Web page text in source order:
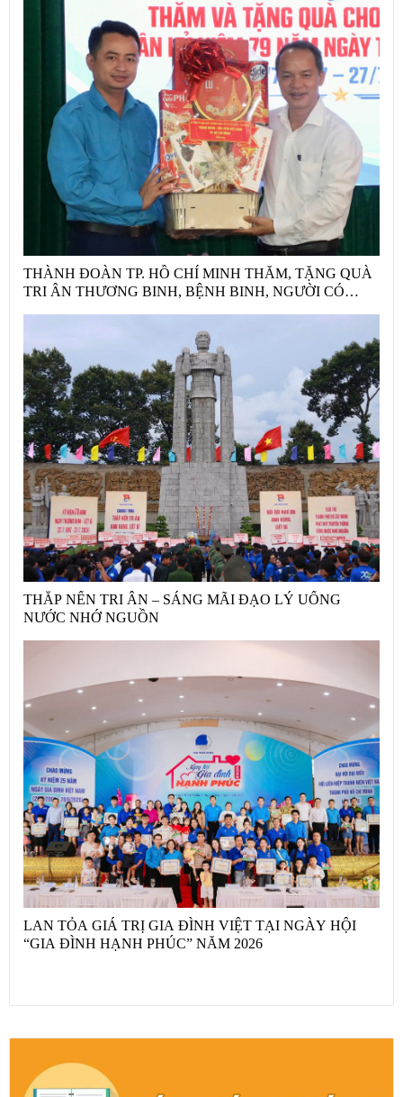
THÀNH ĐOÀN TP. HỒ CHÍ MINH THĂM, TẶNG QUÀ
TRI ÂN THƯƠNG BINH, BỆNH BINH, NGƯỜI CÓ
THẮP NẾN TRI ÂN – SÁNG MÃI ĐẠO LÝ UỐNG
NƯỚC NHỚ NGUỒN
LAN TỎA GIÁ TRỊ GIA ĐÌNH VIỆT TẠI NGÀY HỘI
“GIA ĐÌNH HẠNH PHÚC” NĂM 2026